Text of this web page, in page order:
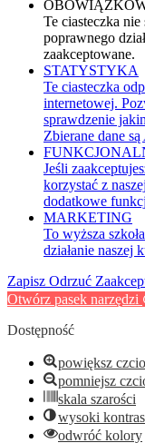
Te ciasteczka
poprawnego
zaakceptowane.
STATYSTYKA
Te ciasteczka
internetowej.
sprawdzenie
Zbierane dane
Jeśli
korzystać z
dodatkowe
MARKETING
To wyższa
działanie naszej
Zapisz Odrzuć
Otwórz pasek narzędzi
Dostępność
powiększ
pomniejsz
skala szarości
wysoki
odwróć kolory